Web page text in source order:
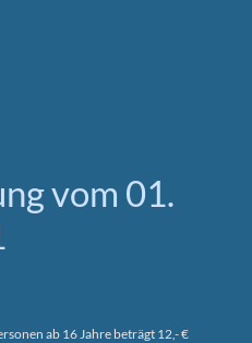
vom 01.
ab 16 Jahre beträgt 12,- €